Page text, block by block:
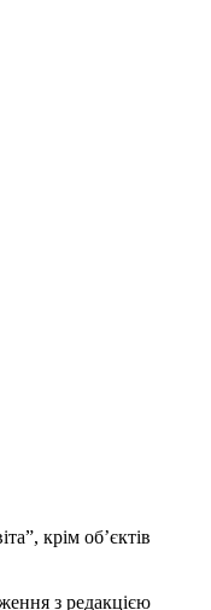
крім об’єктів
з редакцією